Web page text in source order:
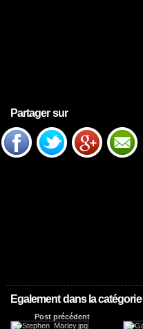
Partager sur
Egalement dans la catégorie
Post précédent